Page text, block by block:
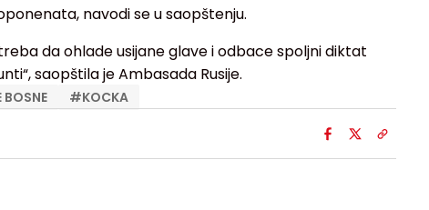
navodi se u saopštenju.
da ohlade usijane glave i odbace spoljni diktat
saopštila je Ambasada Rusije.
#KOCKA